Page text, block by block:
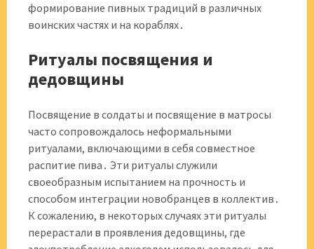
формирование пивных традиций в различных
воинских частях и на кораблях․
Ритуалы посвящения и
дедовщины
Посвящение в солдаты и посвящение в матросы
часто сопровождалось неформальными
ритуалами, включающими в себя совместное
распитие пива․ Эти ритуалы служили
своеобразным испытанием на прочность и
способом интеграции новобранцев в коллектив․
К сожалению, в некоторых случаях эти ритуалы
перерастали в проявления дедовщины, где